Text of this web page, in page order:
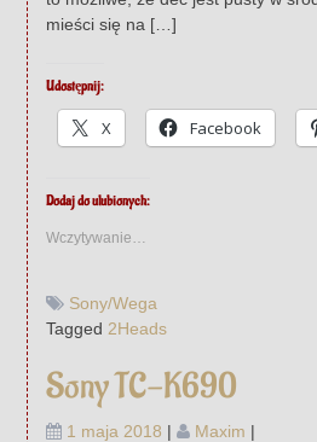
mieści się na […]
Udostępnij:
X Facebook
Dodaj do ulubionych:
Wczytywanie…
Sony/Wega
Tagged 2Heads
Sony TC-K690
1 maja 2018 | Maxim |